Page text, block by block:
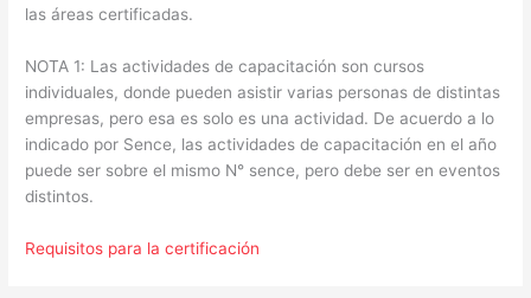
las áreas certificadas.
NOTA 1: Las actividades de capacitación son cursos
individuales, donde pueden asistir varias personas de distintas
empresas, pero esa es solo es una actividad. De acuerdo a lo
indicado por Sence, las actividades de capacitación en el año
puede ser sobre el mismo N° sence, pero debe ser en eventos
distintos.
Requisitos para la certificación